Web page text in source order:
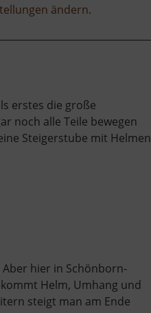
ändern.
erstes die große
noch alle Teile bewegen
Steigerstube mit Helmen
hier in Schönborn-
Helm, Umhang und
steigt man am Ende